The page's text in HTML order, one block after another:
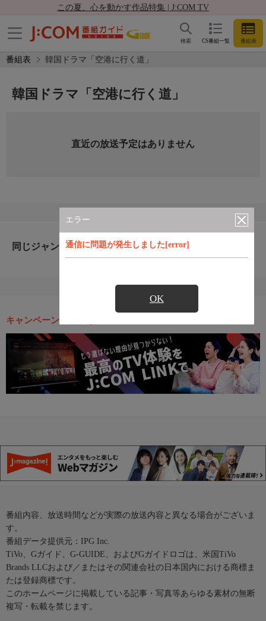
この夏、心を動かす作品特集 | J:COM TV
CS番組一覧 番組表
検索
番組表 韓国ドラマ「空港に行く道」
エラー
通信に問題が発生しました[error]
OK
韓国ドラマ「空港に行く道」
直近の放送予定はありません
同じジャンルのおすすめ番組
キャンペーン・お得な情報
番組内容、放送時間などが実際の放送内容と異なる場合がございま
す。
番組データ提供元：IPG Inc.
TiVo、Gガイド、G-GUIDE、およびGガイドロゴは、米国TiVo
Brands LLCおよび／またはその関連会社の日本国内における商標ま
たは登録商標です。
このホームページに掲載している記事・写真等あらゆる素材の無断
複写・転載を禁じます。